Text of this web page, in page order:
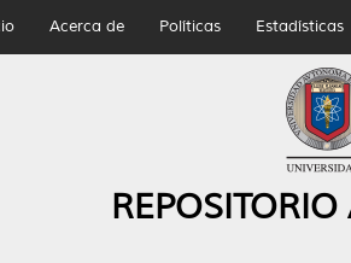
Acerca de Políticas Estadísticas